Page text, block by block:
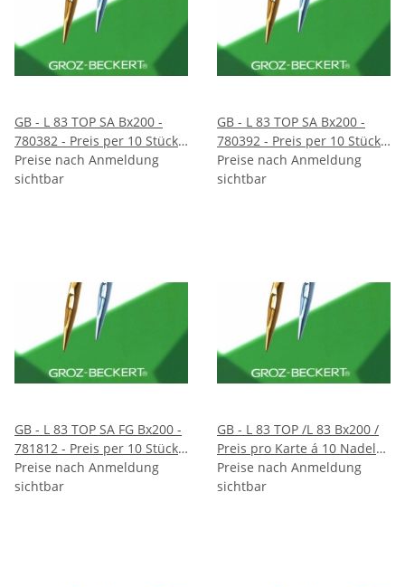
GB - L 83 TOP SA Bx200 -
780382 - Preis per 10 Stück -
VE 100 Stück
Preise nach Anmeldung
sichtbar
GB - L 83 TOP SA Bx200 -
780392 - Preis per 10 Stück -
VE 100 Stück
Preise nach Anmeldung
sichtbar
GB - L 83 TOP SA FG Bx200 -
781812 - Preis per 10 Stück -
VE 100 Stück
Preise nach Anmeldung
sichtbar
GB - L 83 TOP /L 83 Bx200 /
Preis pro Karte á 10 Nadeln
/ VE 10 Karten
Preise nach Anmeldung
sichtbar